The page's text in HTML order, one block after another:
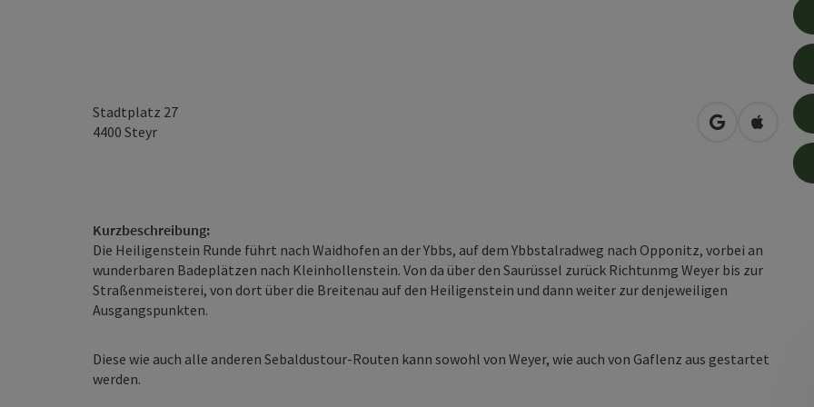
Stadtplatz 27
4400 Steyr in Google
in
Kurzbeschreibung:
Die Heiligenstein Runde führt nach Waidhofen an der Ybbs, auf dem Ybbstalradweg nach Opponitz, vorbei an
wunderbaren Badeplätzen nach Kleinhollenstein. Von da über den Saurüssel zurück Richtunmg Weyer bis zur
Straßenmeisterei, von dort über die Breitenau auf den Heiligenstein und dann weiter zur denjeweiligen
Ausgangspunkten.
Diese wie auch alle anderen Sebaldustour-Routen kann sowohl von Weyer, wie auch von Gaflenz aus gestartet
werden.